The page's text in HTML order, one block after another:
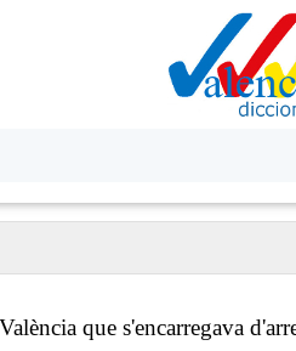
que s'encarregava